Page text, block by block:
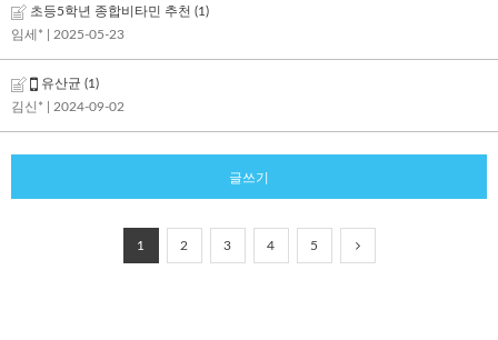
초등5학년 종합비타민 추천 (1)
임세*
| 2025-05-23
유산균 (1)
김신*
| 2024-09-02
글쓰기
1 2 3 4 5